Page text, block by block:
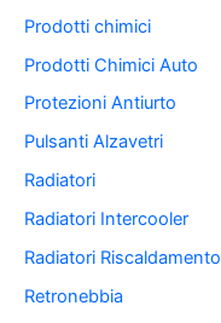
Prodotti chimici
Prodotti Chimici Auto
Protezioni Antiurto
Pulsanti Alzavetri
Radiatori
Radiatori Intercooler
Radiatori Riscaldamento
Retronebbia